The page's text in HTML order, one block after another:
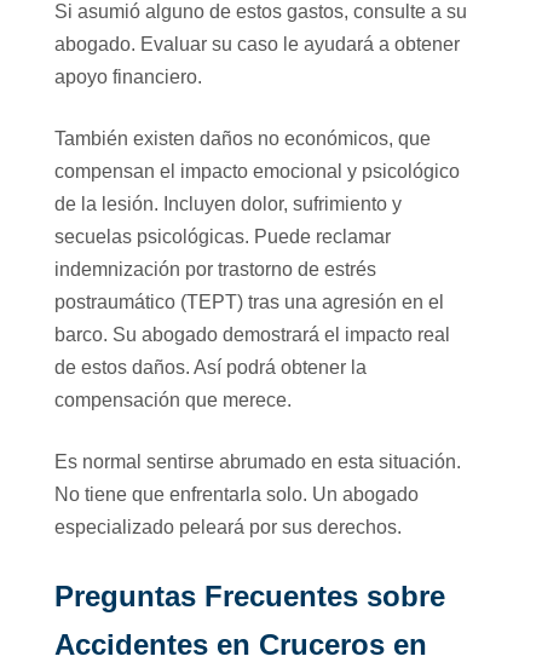
Si asumió alguno de estos gastos, consulte a su
abogado. Evaluar su caso le ayudará a obtener
apoyo financiero.
También existen daños no económicos, que
compensan el impacto emocional y psicológico
de la lesión. Incluyen dolor, sufrimiento y
secuelas psicológicas. Puede reclamar
indemnización por trastorno de estrés
postraumático (TEPT) tras una agresión en el
barco. Su abogado demostrará el impacto real
de estos daños. Así podrá obtener la
compensación que merece.
Es normal sentirse abrumado en esta situación.
No tiene que enfrentarla solo. Un abogado
especializado peleará por sus derechos.
Preguntas Frecuentes sobre
Accidentes en Cruceros en